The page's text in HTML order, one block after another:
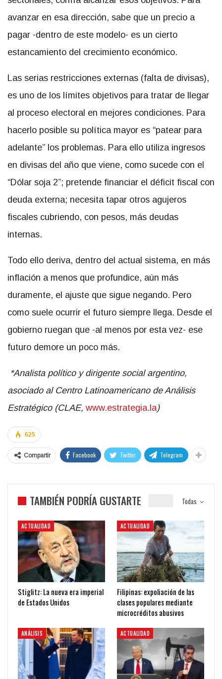
avanzar en esa dirección, sabe que un precio a
pagar -dentro de este modelo- es un cierto
estancamiento del crecimiento económico.
Las serias restricciones externas (falta de divisas),
es uno de los límites objetivos para tratar de llegar
al proceso electoral en mejores condiciones. Para
hacerlo posible su política mayor es “patear para
adelante” los problemas. Para ello utiliza ingresos
en divisas del año que viene, como sucede con el
“Dólar soja 2”; pretende financiar el déficit fiscal con
deuda externa; necesita tapar otros agujeros
fiscales cubriendo, con pesos, más deudas
internas.
Todo ello deriva, dentro del actual sistema, en más
inflación a menos que profundice, aún más
duramente, el ajuste que sigue negando. Pero
como suele ocurrir el futuro siempre llega. Desde el
gobierno ruegan que -al menos por esta vez- ese
futuro demore un poco más.
*Analista político y dirigente social argentino,
asociado al Centro Latinoamericano de Análisis
Estratégico (CLAE, www.estrategia.la)
625
Compartir Facebook Twitter Telegram
Todas
TAMBIÉN PODRÍA GUSTARTE
ACTUALIDAD
Stiglitz: La nueva era imperial
de Estados Unidos
ACTUALIDAD
Filipinas: expoliación de las
clases populares mediante
microcréditos abusivos
ANÁLISIS ACTUALIDAD